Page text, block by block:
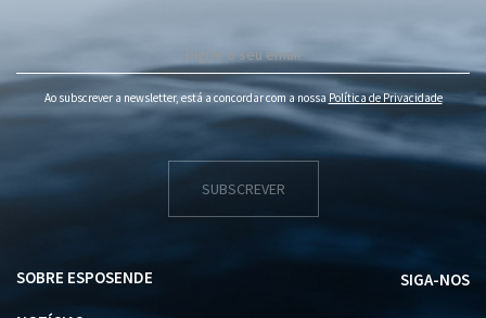
Ao subscrever a newsletter, está a concordar com a nossa Política de Privacidade
SUBSCREVER
SOBRE ESPOSENDE SIGA-NOS